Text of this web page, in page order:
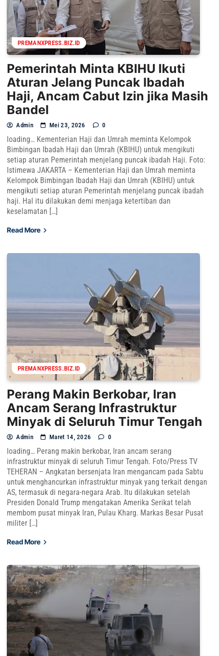
PREMANXPRESS.BIZ.ID
Pemerintah Minta KBIHU Ikuti
Aturan Jelang Puncak Ibadah
Haji, Ancam Cabut Izin jika Masih
Bandel
Admin Mei 23, 2026 0
loading… Kementerian Haji dan Umrah meminta Kelompok
Bimbingan Ibadah Haji dan Umrah (KBIHU) untuk mengikuti
setiap aturan Pemerintah menjelang puncak ibadah Haji. Foto:
Istimewa JAKARTA – Kementerian Haji dan Umrah meminta
Kelompok Bimbingan Ibadah Haji dan Umrah (KBIHU) untuk
mengikuti setiap aturan Pemerintah menjelang puncak ibadah
haji. Hal itu dilakukan demi menjaga ketertiban dan
keselamatan […]
Read More
PREMANXPRESS.BIZ.ID
Perang Makin Berkobar, Iran
Ancam Serang Infrastruktur
Minyak di Seluruh Timur Tengah
Admin Maret 14, 2026 0
loading… Perang makin berkobar, Iran ancam serang
infrastruktur minyak di seluruh Timur Tengah. Foto/Press TV
TEHERAN – Angkatan bersenjata Iran mengancam pada Sabtu
untuk menghancurkan infrastruktur minyak yang terkait dengan
AS, termasuk di negara-negara Arab. Itu dilakukan setelah
Presiden Donald Trump mengatakan Amerika Serikat telah
membom pusat minyak Iran, Pulau Kharg. Markas Besar Pusat
militer […]
Read More